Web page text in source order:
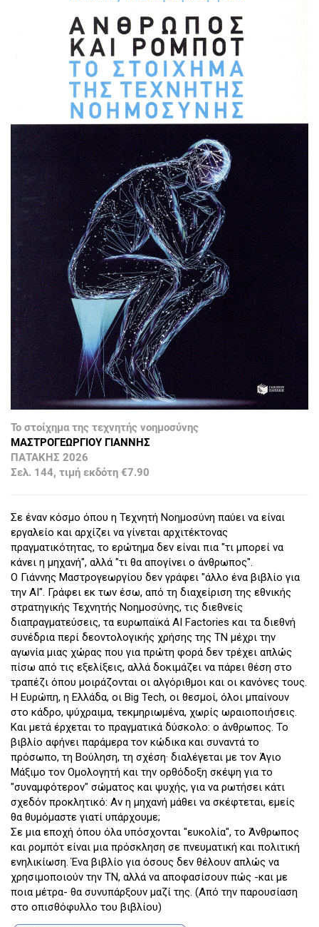
Το στοίχημα της τεχνητής νοημοσύνης
ΜΑΣΤΡΟΓΕΩΡΓΙΟΥ ΓΙΑΝΝΗΣ
ΠΑΤΑΚΗΣ 2026
Σελ. 144, τιμή εκδότη €7.90
Σε έναν κόσμο όπου η Τεχνητή Νοημοσύνη παύει να είναι
εργαλείο και αρχίζει να γίνεται αρχιτέκτονας
πραγματικότητας, το ερώτημα δεν είναι πια "τι μπορεί να
κάνει η μηχανή", αλλά "τι θα απογίνει ο άνθρωπος".
Ο Γιάννης Μαστρογεωργίου δεν γράφει "άλλο ένα βιβλίο για
την ΑΙ". Γράφει εκ των έσω, από τη διαχείριση της εθνικής
στρατηγικής Τεχνητής Νοημοσύνης, τις διεθνείς
διαπραγματεύσεις, τα ευρωπαϊκά ΑΙ Factories και τα διεθνή
συνέδρια περί δεοντολογικής χρήσης της ΤΝ μέχρι την
αγωνία μιας χώρας που για πρώτη φορά δεν τρέχει απλώς
πίσω από τις εξελίξεις, αλλά δοκιμάζει να πάρει θέση στο
τραπέζι όπου μοιράζονται οι αλγόριθμοι και οι κανόνες τους.
Η Ευρώπη, η Ελλάδα, οι Big Tech, οι θεσμοί, όλοι μπαίνουν
στο κάδρο, ψύχραιμα, τεκμηριωμένα, χωρίς ωραιοποιήσεις.
Και μετά έρχεται το πραγματικά δύσκολο: ο άνθρωπος. Το
βιβλίο αφήνει παράμερα τον κώδικα και συναντά το
πρόσωπο, τη Βούληση, τη σχέση· διαλέγεται με τον Άγιο
Μάξιμο τον Ομολογητή και την ορθόδοξη σκέψη για το
"συναμφότερον" σώματος και ψυχής, για να ρωτήσει κάτι
σχεδόν προκλητικό: Αν η μηχανή μάθει να σκέφτεται, εμείς
θα θυμόμαστε γιατί υπάρχουμε;
Σε μια εποχή όπου όλα υπόσχονται "ευκολία", το Άνθρωπος
και ρομπότ είναι μια πρόσκληση σε πνευματική και πολιτική
ενηλικίωση. Ένα βιβλίο για όσους δεν θέλουν απλώς να
χρησιμοποιούν την ΤΝ, αλλά να αποφασίσουν πώς -και με
ποια μέτρα- θα συνυπάρξουν μαζί της. (Από την παρουσίαση
στο οπισθόφυλλο του βιβλίου)